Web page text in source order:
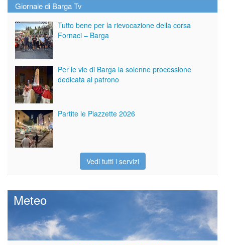
Giornale di Barga Tv
Tutto bene per la rievocazione della corsa
Fornaci – Barga
Per le vie di Barga la solenne processione
dedicata al patrono
Partite le Piazzette 2026
Vedi tutti i servizi
Meteo